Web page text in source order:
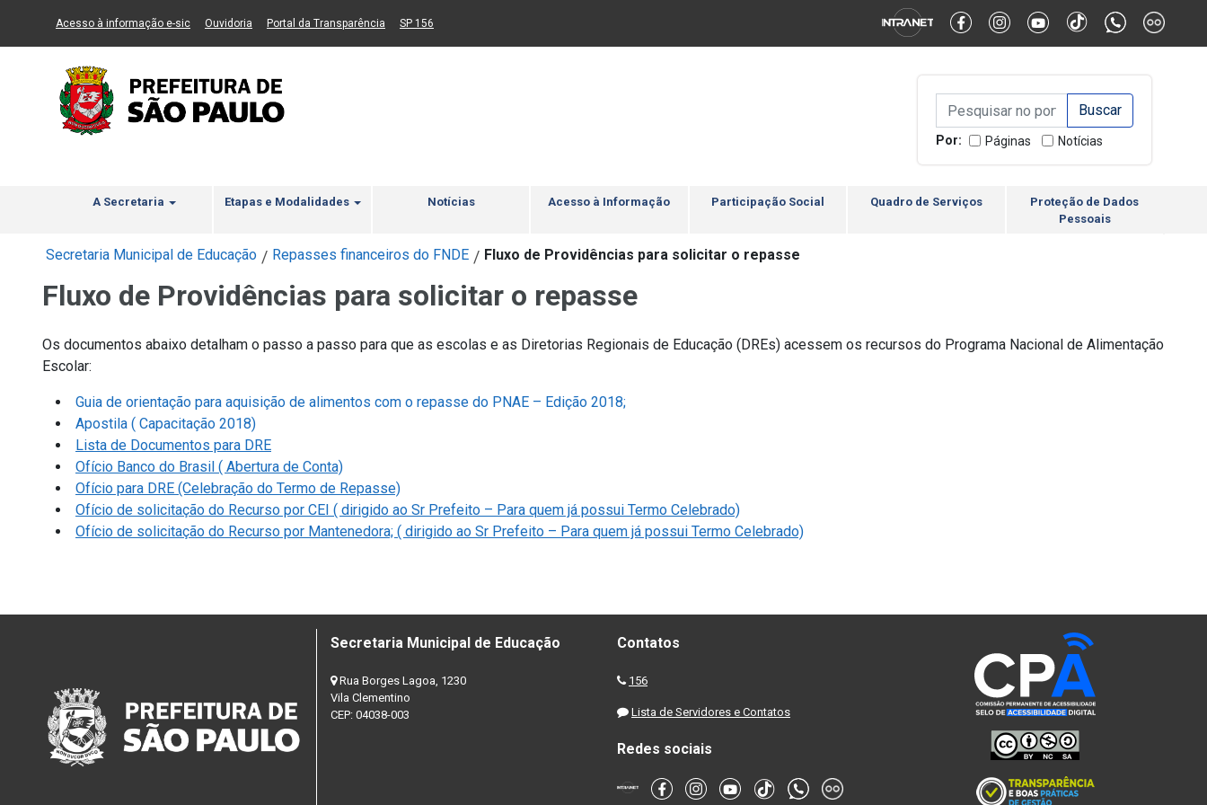
Ir ao Conteúdo Ir para menu principal 2 Ir para busca Ir para rodapé Alternar Alto Contraste Alternar Tamanho da Fonte
Acesso à informação e-sic(Link para um novo sítio)
Ouvidoria (Link para um novo sítio)
Portal da Transparência (Link para um novo sítio)
SP 156
Campo de Busca de
Campo de Busca de informaçõesEnviar a Busca
Por: Páginas Notícias
A Secretaria Etapas e Modalidades Notícias Acesso à Informação Participação Social Quadro de Serviços
Proteção de Dados
Pessoais
Secretaria Municipal de Educação / Repasses financeiros do FNDE / Fluxo de Providências para solicitar o repasse
Fluxo de Providências para solicitar o repasse
Os documentos abaixo detalham o passo a passo para que as escolas e as Diretorias Regionais de Educação (DREs) acessem os recursos do Programa Nacional de Alimentação
Escolar:
Guia de orientação para aquisição de alimentos com o repasse do PNAE – Edição 2018;
Apostila ( Capacitação 2018)
Lista de Documentos para DRE
Ofício Banco do Brasil ( Abertura de Conta)
Ofício para DRE (Celebração do Termo de Repasse)
Ofício de solicitação do Recurso por CEI ( dirigido ao Sr Prefeito – Para quem já possui Termo Celebrado)
Ofício de solicitação do Recurso por Mantenedora; ( dirigido ao Sr Prefeito – Para quem já possui Termo Celebrado)
Secretaria Municipal de Educação
Rua Borges Lagoa, 1230
Vila Clementino
CEP: 04038-003
Contatos
156
Lista de Servidores e Contatos
Redes sociais